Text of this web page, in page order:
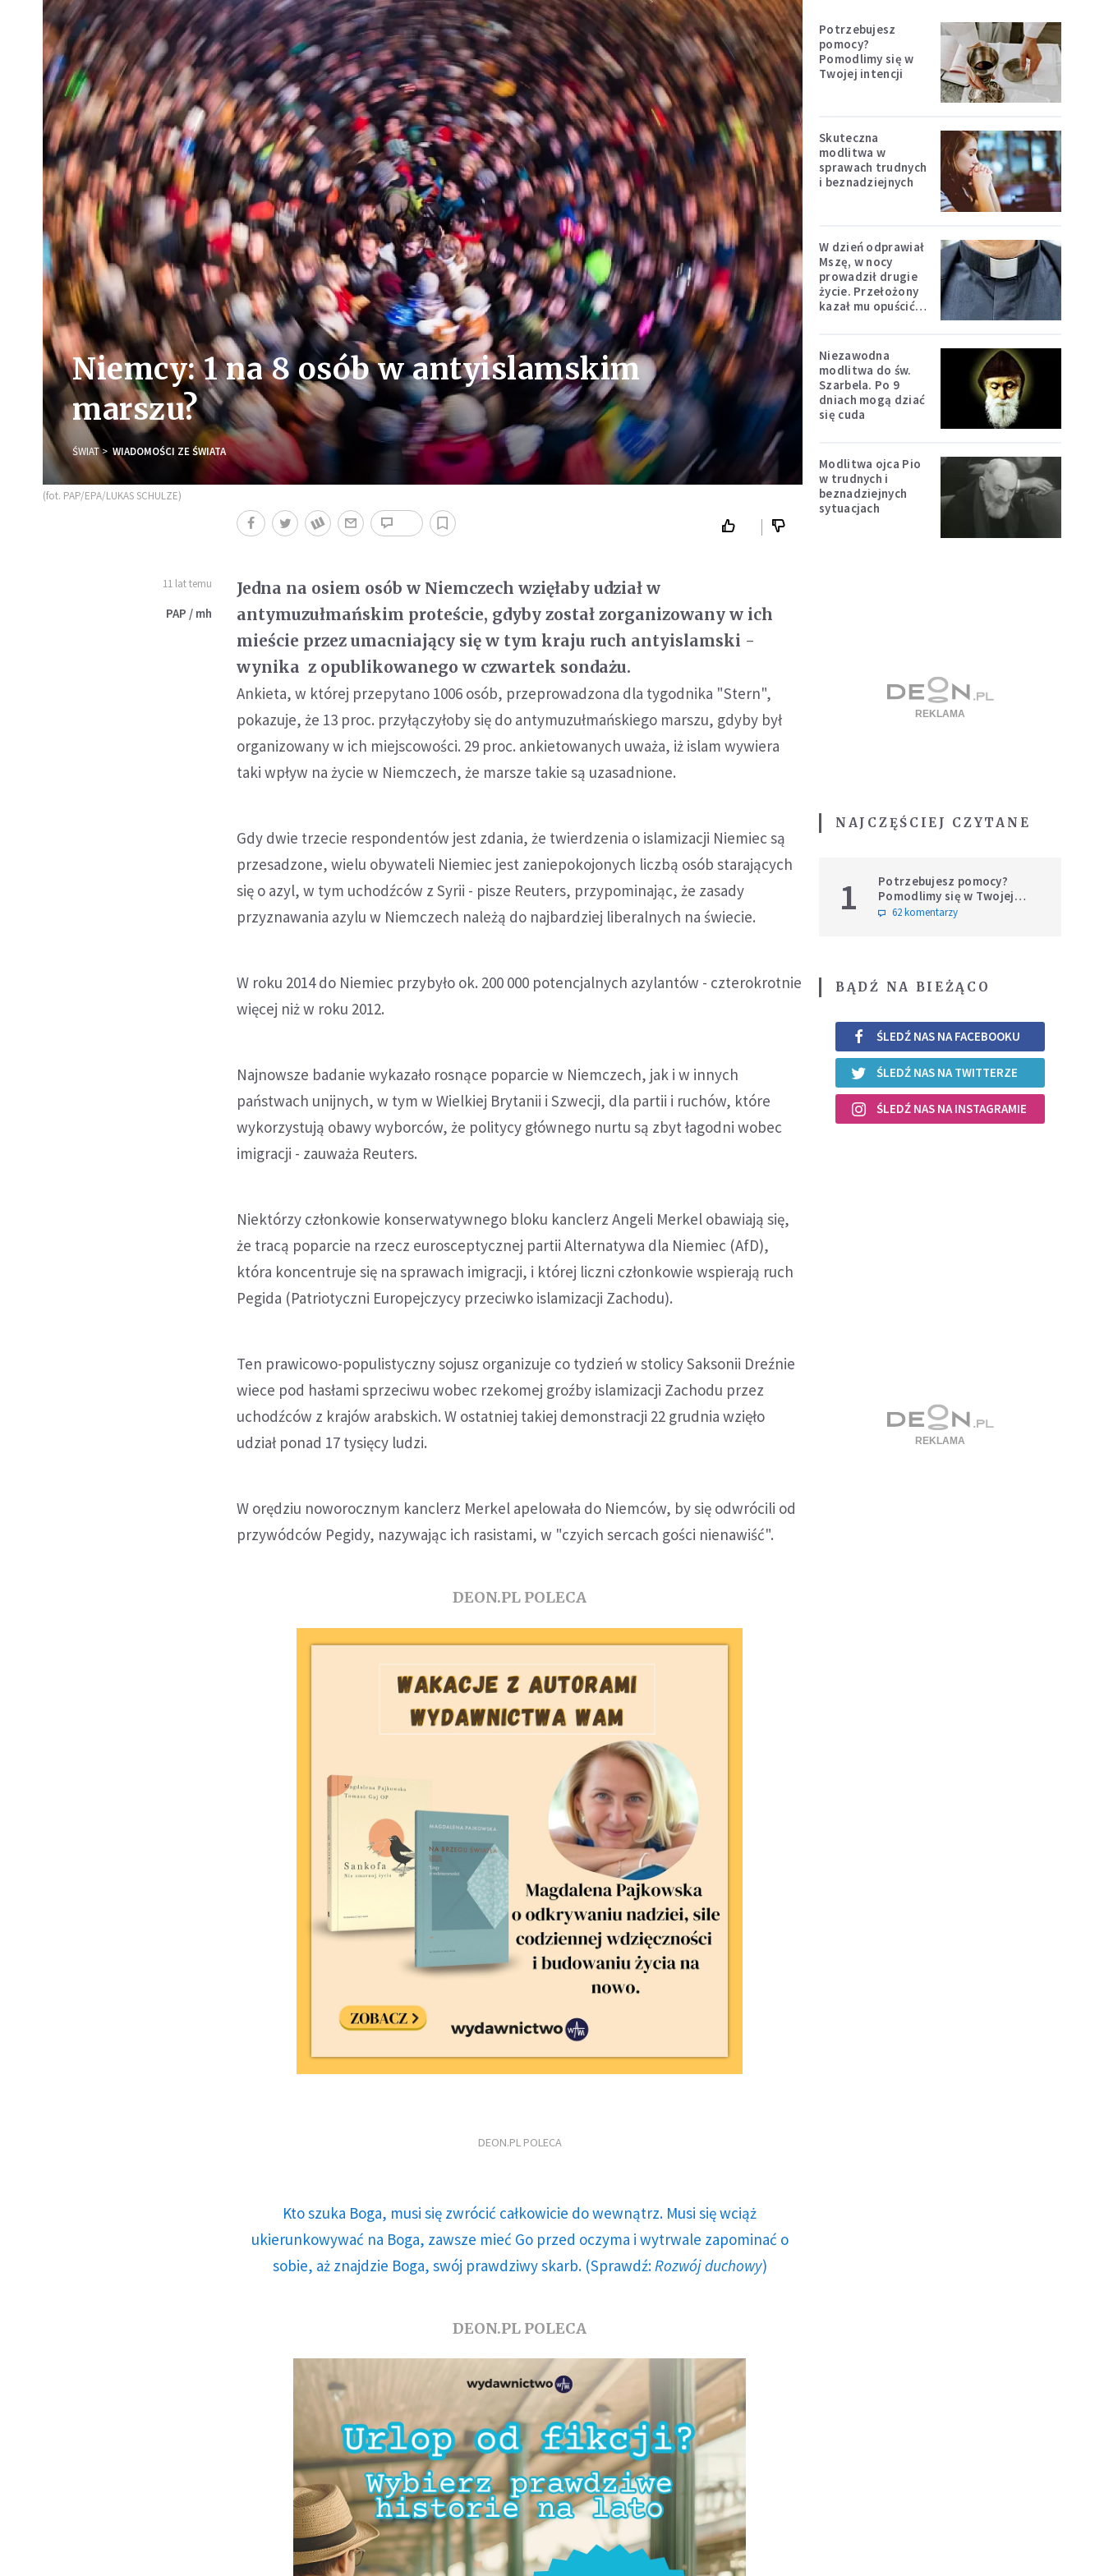
Niemcy: 1 na 8 osób w antyislamskim
marszu?
ŚWIAT WIADOMOŚCI ZE ŚWIATA
(fot. PAP/EPA/LUKAS SCHULZE)
11 lat temu
PAP / mh
Jedna na osiem osób w Niemczech wzięłaby udział w
antymuzułmańskim proteście, gdyby został zorganizowany w ich
mieście przez umacniający się w tym kraju ruch antyislamski -
wynika z opublikowanego w czwartek sondażu.
Ankieta, w której przepytano 1006 osób, przeprowadzona dla tygodnika "Stern",
pokazuje, że 13 proc. przyłączyłoby się do antymuzułmańskiego marszu, gdyby był
organizowany w ich miejscowości. 29 proc. ankietowanych uważa, iż islam wywiera
taki wpływ na życie w Niemczech, że marsze takie są uzasadnione.
Gdy dwie trzecie respondentów jest zdania, że twierdzenia o islamizacji Niemiec są
przesadzone, wielu obywateli Niemiec jest zaniepokojonych liczbą osób starających
się o azyl, w tym uchodźców z Syrii - pisze Reuters, przypominając, że zasady
przyznawania azylu w Niemczech należą do najbardziej liberalnych na świecie.
W roku 2014 do Niemiec przybyło ok. 200 000 potencjalnych azylantów - czterokrotnie
więcej niż w roku 2012.
Najnowsze badanie wykazało rosnące poparcie w Niemczech, jak i w innych
państwach unijnych, w tym w Wielkiej Brytanii i Szwecji, dla partii i ruchów, które
wykorzystują obawy wyborców, że politycy głównego nurtu są zbyt łagodni wobec
imigracji - zauważa Reuters.
Niektórzy członkowie konserwatywnego bloku kanclerz Angeli Merkel obawiają się,
że tracą poparcie na rzecz eurosceptycznej partii Alternatywa dla Niemiec (AfD),
która koncentruje się na sprawach imigracji, i której liczni członkowie wspierają ruch
Pegida (Patriotyczni Europejczycy przeciwko islamizacji Zachodu).
Ten prawicowo-populistyczny sojusz organizuje co tydzień w stolicy Saksonii Dreźnie
wiece pod hasłami sprzeciwu wobec rzekomej groźby islamizacji Zachodu przez
uchodźców z krajów arabskich. W ostatniej takiej demonstracji 22 grudnia wzięło
udział ponad 17 tysięcy ludzi.
W orędziu noworocznym kanclerz Merkel apelowała do Niemców, by się odwrócili od
przywódców Pegidy, nazywając ich rasistami, w "czyich sercach gości nienawiść".
DEON.PL POLECA
DEON.PL POLECA
Kto szuka Boga, musi się zwrócić całkowicie do wewnątrz. Musi się wciąż
ukierunkowywać na Boga, zawsze mieć Go przed oczyma i wytrwale zapominać o
sobie, aż znajdzie Boga, swój prawdziwy skarb. (Sprawdź: Rozwój duchowy)
DEON.PL POLECA
Potrzebujesz
pomocy?
Pomodlimy się w
Twojej intencji
Skuteczna
modlitwa w
sprawach trudnych
i beznadziejnych
W dzień odprawiał
Mszę, w nocy
prowadził drugie
życie. Przełożony
kazał mu opuścić
Niezawodna
modlitwa do św.
Szarbela. Po 9
dniach mogą dziać
się cuda
Modlitwa ojca Pio
w trudnych i
beznadziejnych
sytuacjach
NAJCZĘŚCIEJ CZYTANE
1
Potrzebujesz pomocy?
Pomodlimy się w Twojej
intencji
62 komentarzy
BĄDŹ NA BIEŻĄCO
ŚLEDŹ NAS NA FACEBOOKU
ŚLEDŹ NAS NA TWITTERZE
ŚLEDŹ NAS NA INSTAGRAMIE